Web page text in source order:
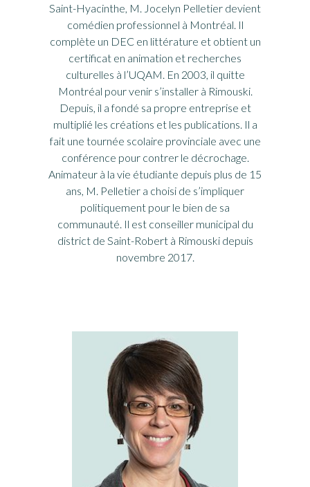
Saint-Hyacinthe, M. Jocelyn Pelletier devient
comédien professionnel à Montréal. Il
complète un DEC en littérature et obtient un
certificat en animation et recherches
culturelles à l’UQAM. En 2003, il quitte
Montréal pour venir s’installer à Rimouski.
Depuis, il a fondé sa propre entreprise et
multiplié les créations et les publications. Il a
fait une tournée scolaire provinciale avec une
conférence pour contrer le décrochage.
Animateur à la vie étudiante depuis plus de 15
ans, M. Pelletier a choisi de s’impliquer
politiquement pour le bien de sa
communauté. Il est conseiller municipal du
district de Saint-Robert à Rimouski depuis
novembre 2017.